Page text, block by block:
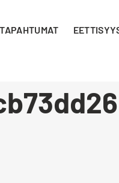
TAPAHTUMAT